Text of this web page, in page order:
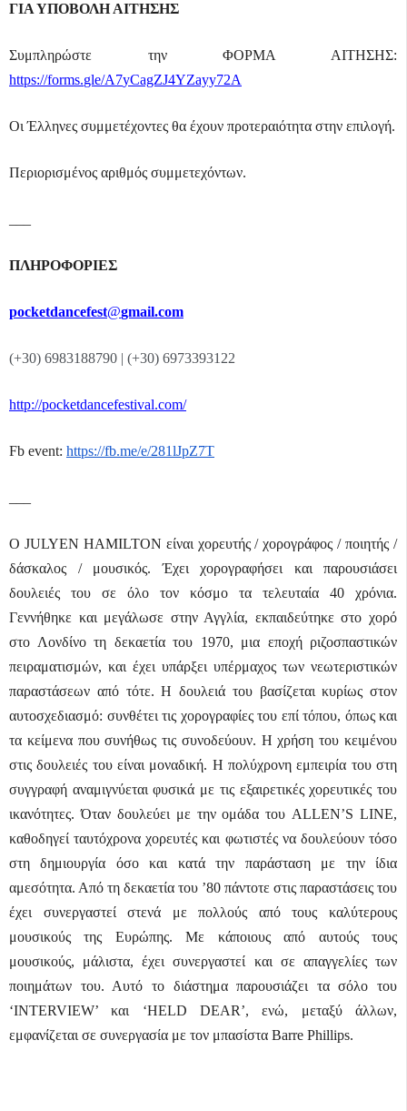
ΓΙΑ ΥΠΟΒΟΛΗ ΑΙΤΗΣΗΣ
Συμπληρώστε την ΦΟΡΜΑ ΑΙΤΗΣΗΣ:
https://forms.gle/A7yCagZJ4YZayy72A
Οι Έλληνες συμμετέχοντες θα έχουν προτεραιότητα στην επιλογή.
Περιορισμένος αριθμός συμμετεχόντων.
ΠΛΗΡΟΦΟΡΙΕΣ
pocketdancefest@gmail.com
(+30) 6983188790 | (+30) 6973393122
http://pocketdancefestival.com/
Fb event: https://fb.me/e/281lJpZ7T
Ο JULYEN HAMILTON είναι χορευτής / χορογράφος / ποιητής /
δάσκαλος / μουσικός. Έχει χορογραφήσει και παρουσιάσει
δουλειές του σε όλο τον κόσμο τα τελευταία 40 χρόνια.
Γεννήθηκε και μεγάλωσε στην Αγγλία, εκπαιδεύτηκε στο χορό
στο Λονδίνο τη δεκαετία του 1970, μια εποχή ριζοσπαστικών
πειραματισμών, και έχει υπάρξει υπέρμαχος των νεωτεριστικών
παραστάσεων από τότε. Η δουλειά του βασίζεται κυρίως στον
αυτοσχεδιασμό: συνθέτει τις χορογραφίες του επί τόπου, όπως και
τα κείμενα που συνήθως τις συνοδεύουν. Η χρήση του κειμένου
στις δουλειές του είναι μοναδική. Η πολύχρονη εμπειρία του στη
συγγραφή αναμιγνύεται φυσικά με τις εξαιρετικές χορευτικές του
ικανότητες. Όταν δουλεύει με την ομάδα του ALLEN’S LINE,
καθοδηγεί ταυτόχρονα χορευτές και φωτιστές να δουλεύουν τόσο
στη δημιουργία όσο και κατά την παράσταση με την ίδια
αμεσότητα. Από τη δεκαετία του ’80 πάντοτε στις παραστάσεις του
έχει συνεργαστεί στενά με πολλούς από τους καλύτερους
μουσικούς της Ευρώπης. Με κάποιους από αυτούς τους
μουσικούς, μάλιστα, έχει συνεργαστεί και σε απαγγελίες των
ποιημάτων του. Αυτό το διάστημα παρουσιάζει τα σόλο του
‘INTERVIEW’ και ‘HELD DEAR’, ενώ, μεταξύ άλλων,
εμφανίζεται σε συνεργασία με τον μπασίστα Barre Phillips.